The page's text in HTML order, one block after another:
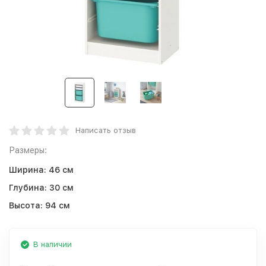
Написать отзыв
Размеры:
Ширина: 46 см
Глубина: 30 см
Высота: 94 см
В наличии